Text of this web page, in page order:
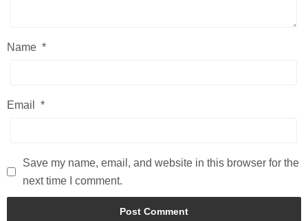
Name *
Email *
Save my name, email, and website in this browser for the
next time I comment.